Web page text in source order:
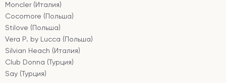
Moncler (Италия)
Cocomore (Польша)
Stilove (Польша)
Vera P. by Lucca (Польша)
Silvian Heach (Италия)
Club Donna (Турция)
Say (Турция)